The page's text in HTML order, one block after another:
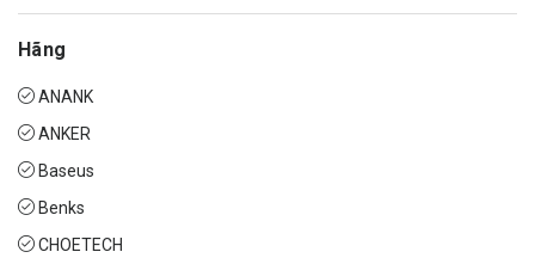
Hãng
ANANK
ANKER
Baseus
Benks
CHOETECH